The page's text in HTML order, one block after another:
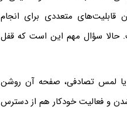
متعددی برای انجام
حالا سؤال مهم این است که قفل
لمس تصادفی، صفحه آن روشن
و فعالیت خودکار هم از دسترس